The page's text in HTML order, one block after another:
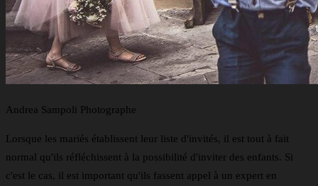
Andrea Sampoli Photographe
Lorsque les mariés établissent leur liste d'invités, il est tout à fait
normal qu'ils réfléchissent à la possibilité d'inviter des enfants. Si
c'est le cas, il est important qu'ils fassent appel à un expert en